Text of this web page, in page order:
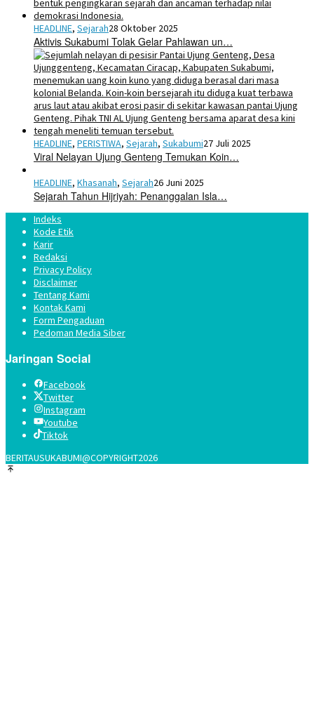
HEADLINE, Sejarah28 Oktober 2025
Aktivis Sukabumi Tolak Gelar Pahlawan un…
HEADLINE, PERISTIWA, Sejarah, Sukabumi27 Juli 2025
Viral Nelayan Ujung Genteng Temukan Koin…
HEADLINE, Khasanah, Sejarah26 Juni 2025
Sejarah Tahun Hijriyah: Penanggalan Isla…
Indeks
Kode Etik
Karir
Redaksi
Privacy Policy
Disclaimer
Tentang Kami
Kontak Kami
Form Pengaduan
Pedoman Media Siber
Jaringan Social
Facebook
Twitter
Instagram
Youtube
Tiktok
BERITAUSUKABUMI@COPYRIGHT2026